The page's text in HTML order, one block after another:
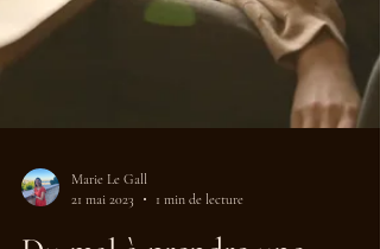
Marie Le Gall